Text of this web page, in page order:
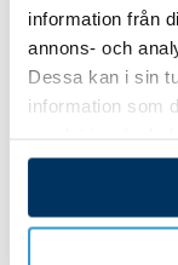
information från
annons- och
Dessa kan i sin
information som